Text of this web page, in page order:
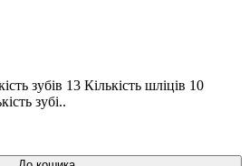
зубів 13 Кількість шліців 10
зубі..